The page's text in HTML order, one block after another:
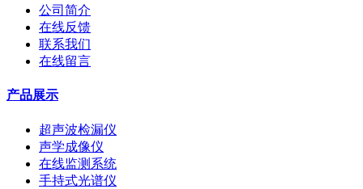
公司简介
在线反馈
联系我们
在线留言
产品展示
超声波检漏仪
声学成像仪
在线监测系统
手持式光谱仪